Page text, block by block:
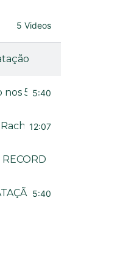
5 Videos
nos 50M livre no
5:40
no Troféu Brasil
12:07
BRASILEIRO
- CANAL NADA
5:40